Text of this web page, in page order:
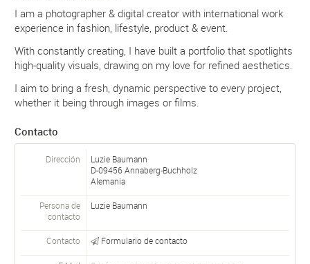
I am a photographer & digital creator with international work
experience in fashion, lifestyle, product & event.
With constantly creating, I have built a portfolio that spotlights
high-quality visuals, drawing on my love for refined aesthetics.
I aim to bring a fresh, dynamic perspective to every project,
whether it being through images or films.
Contacto
Dirección
Luzie Baumann
D-09456Annaberg-Buchholz
Alemania
Persona de
contacto
Luzie Baumann
Contacto Formulario de contacto